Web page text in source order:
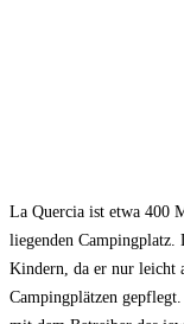
La Quercia ist etwa 400
liegenden
Kindern, da er nur leicht
Campingplätzen